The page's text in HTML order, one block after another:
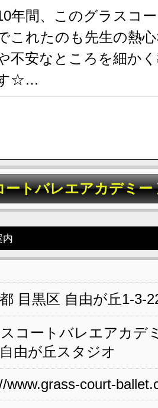
年間、このグラスコ
これたのも先生の熱
不安なところを細か
☆…
ートバレエアカデミ
内
目黒区 自由が丘1-3-
コートバレエアカデ
由が丘スタジオ
www.grass-court-